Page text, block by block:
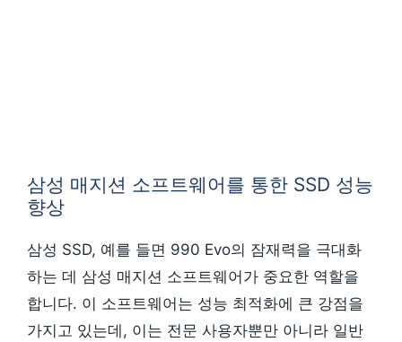
삼성 매지션 소프트웨어를 통한 SSD 성능
향상
삼성 SSD, 예를 들면 990 Evo의 잠재력을 극대화
하는 데 삼성 매지션 소프트웨어가 중요한 역할을
합니다. 이 소프트웨어는 성능 최적화에 큰 강점을
가지고 있는데, 이는 전문 사용자뿐만 아니라 일반